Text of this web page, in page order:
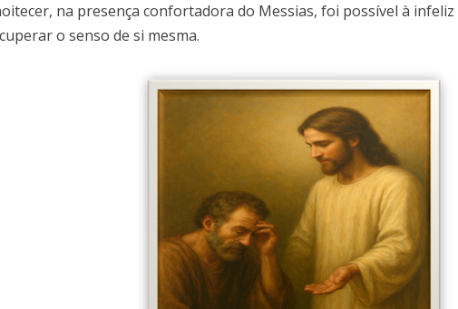
na presença confortadora do Messias, foi possível à infeliz
o senso de si mesma.